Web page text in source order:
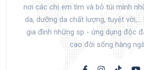
nơi các chị em tìm và bỏ túi mình
da, dưỡng da chất lượng, tuyệt
gia đình những sp - ứng dụng độc
cao đời sống hàng